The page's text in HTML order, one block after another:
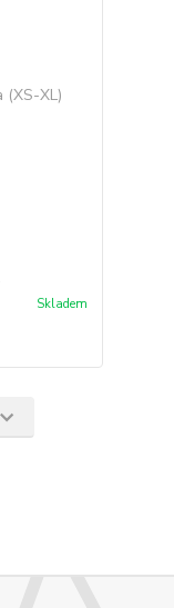
Skladem